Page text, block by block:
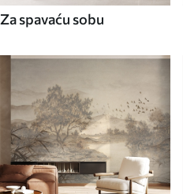
Za spavaću sobu